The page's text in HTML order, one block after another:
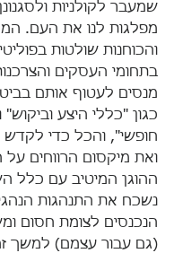
שמעבר לקולניות
מפלגות לנו את העם.
והכוחנות שולטות
בתחומי העסקים
מנסים לעטוף אותם
כגון "כללי היצע
חופשי", והכל כדי לקדש
ואת מיקסום הרווחים
ההוגן המיטיב עם כלל
נשכח את התנהגות
הנכנסים לצומת חסום
(גם עבור עצמם) למשך